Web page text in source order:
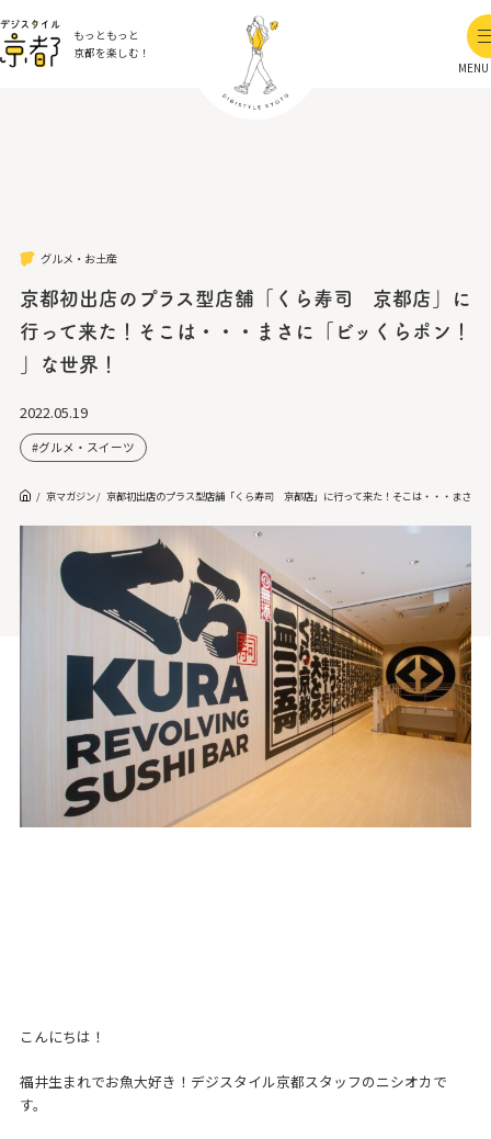
もっともっと
京都を楽しむ！
MENU
グルメ・お土産
京都初出店のプラス型店舗「くら寿司 京都店」に
行って来た！そこは・・・まさに「ビッくらポン！
」な世界！
2022.05.19
グルメ・スイーツ
京マガジン 京都初出店のプラス型店舗「くら寿司 京都店」に行って来た！そこは・・・まさに
こんにちは！
福井生まれでお魚大好き！デジスタイル京都スタッフのニシオカで
す。